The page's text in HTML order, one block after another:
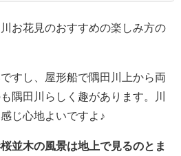
お花見のおすすめの楽しみ方の
すし、屋形船で隅田川上から両
隅田川らしく趣があります。川
じ心地よいですよ♪
並木の風景は地上で見るのとま